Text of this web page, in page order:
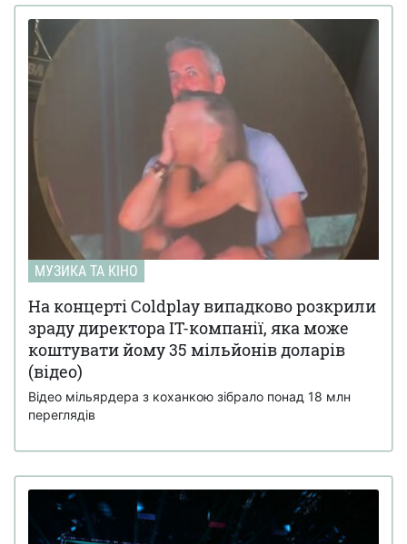
МУЗИКА ТА КІНО
На концерті Coldplay випадково розкрили
зраду директора IT-компанії, яка може
коштувати йому 35 мільйонів доларів
(відео)
Відео мільярдера з коханкою зібрало понад 18 млн
переглядів